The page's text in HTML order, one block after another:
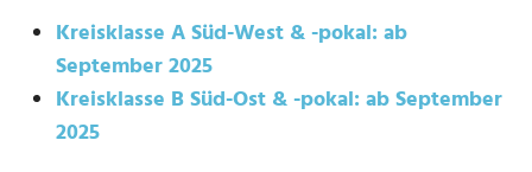
Kreisklasse A Süd-West & -pokal: ab
September 2025
Kreisklasse B Süd-Ost & -pokal: ab September
2025